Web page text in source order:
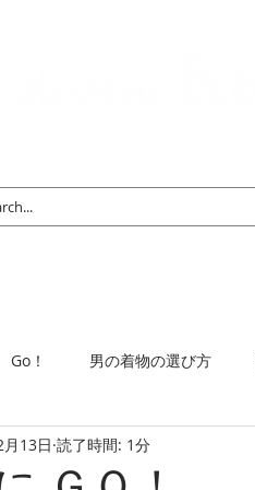
Go！ 男の着物の選び方
13日 読了時間: 1分